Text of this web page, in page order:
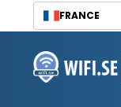
Passer
au
contenu
FRANCE